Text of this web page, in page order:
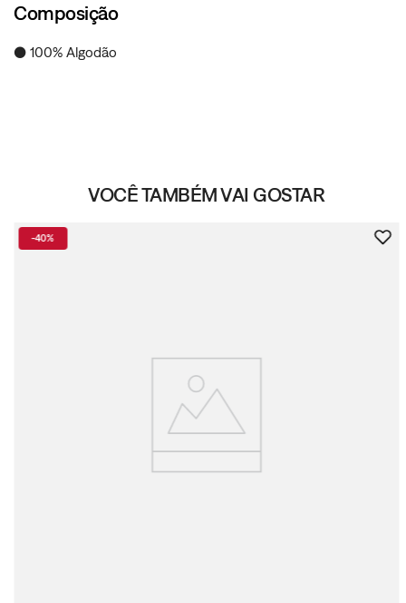
Composição
● 100% Algodão
VOCÊ TAMBÉM VAI GOSTAR
-40%